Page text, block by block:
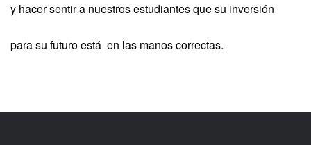
y hacer sentir a nuestros estudiantes que su inversión
para su futuro está en las manos correctas.